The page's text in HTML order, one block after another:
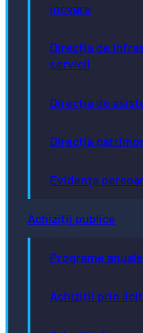
inovare
Direcția de
servicii
Direcția de
Direcția
Evidența
Achiziții publice
Programe
Achiziții prin